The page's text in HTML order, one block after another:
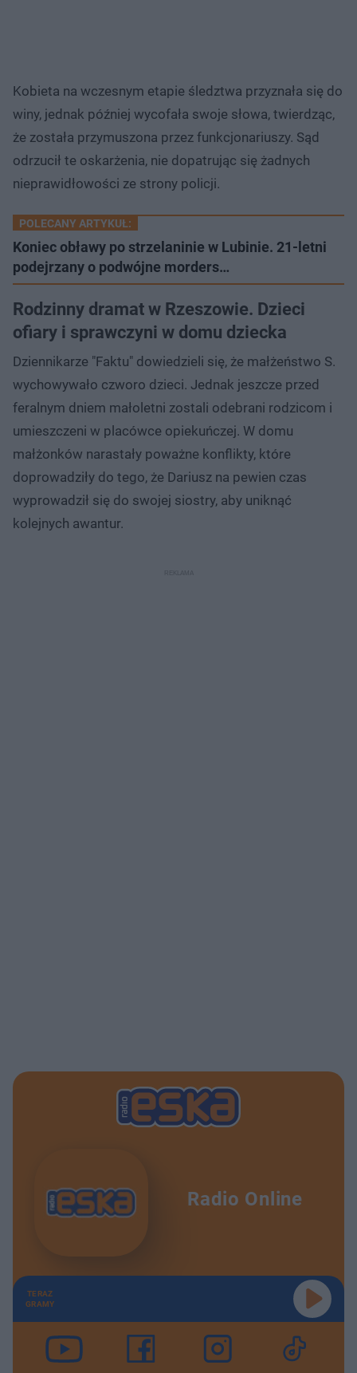
Kobieta na wczesnym etapie śledztwa przyznała się do
winy, jednak później wycofała swoje słowa, twierdząc,
że została przymuszona przez funkcjonariuszy. Sąd
odrzucił te oskarżenia, nie dopatrując się żadnych
nieprawidłowości ze strony policji.
POLECANY ARTYKUŁ:
Koniec obławy po strzelaninie w Lubinie. 21-letni
podejrzany o podwójne morders…
Rodzinny dramat w Rzeszowie. Dzieci
ofiary i sprawczyni w domu dziecka
Dziennikarze "Faktu" dowiedzieli się, że małżeństwo S.
wychowywało czworo dzieci. Jednak jeszcze przed
feralnym dniem małoletni zostali odebrani rodzicom i
umieszczeni w placówce opiekuńczej. W domu
małżonków narastały poważne konflikty, które
doprowadziły do tego, że Dariusz na pewien czas
wyprowadził się do swojej siostry, aby uniknąć
kolejnych awantur.
Radio Online
TERAZ
GRAMY